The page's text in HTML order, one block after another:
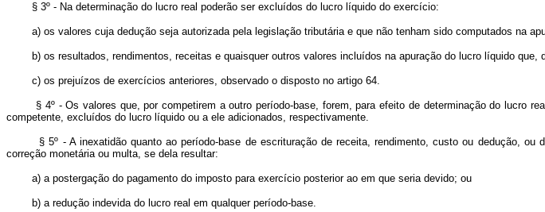
§ 3º - Na determinação do lucro real poderão ser excluídos do lucro líquido do exercício:
a) os valores cuja dedução seja autorizada pela legislação tributária e que não tenham sido computados na
b) os resultados, rendimentos, receitas e quaisquer outros valores incluídos na apuração do lucro líquido que,
c) os prejuízos de exercícios anteriores, observado o disposto no artigo 64.
§ 4º - Os valores que, por competirem a outro período-base, forem, para efeito de determinação do lucro
competente, excluídos do lucro líquido ou a ele adicionados, respectivamente.
§ 5º - A inexatidão quanto ao período-base de escrituração de receita, rendimento, custo ou dedução, ou
correção monetária ou multa, se dela resultar:
a) a postergação do pagamento do imposto para exercício posterior ao em que seria devido; ou
b) a redução indevida do lucro real em qualquer período-base.